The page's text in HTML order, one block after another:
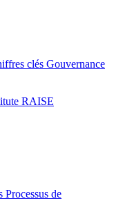
clés Gouvernance
RAISE
Processus de